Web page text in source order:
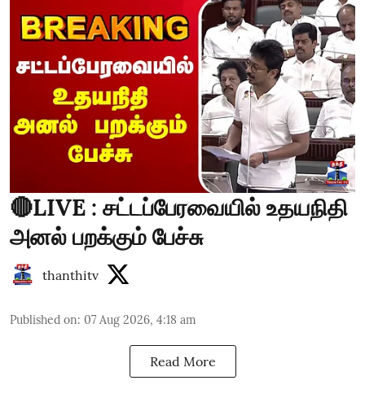
🔴LIVE : சட்டப்பேரவையில் உதயநிதி
அனல் பறக்கும் பேச்சு
thanthitv
Published on: 07 Aug 2026, 4:18 am
Read More